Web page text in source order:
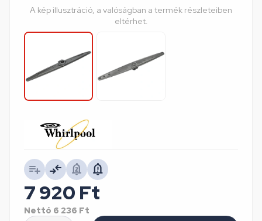
A kép illusztráció, a valóságban a termék részleteiben
eltérhet.
7 920 Ft
Nettó 6 236 Ft